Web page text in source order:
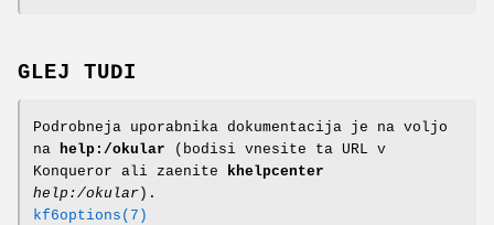
GLEJ TUDI
Podrobneja uporabnika dokumentacija je na voljo
na
help:/okular (bodisi vnesite ta URL v
Konqueror ali zaenite
khelpcenter
help:/okular ).
kf6options(7)